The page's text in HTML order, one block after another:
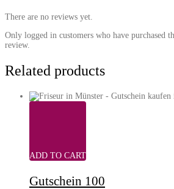
There are no reviews yet.
Only logged in customers who have purchased
review.
Related products
ADD TO CART
Gutschein 100